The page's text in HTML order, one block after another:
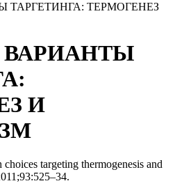
И
targeting thermogenesis and